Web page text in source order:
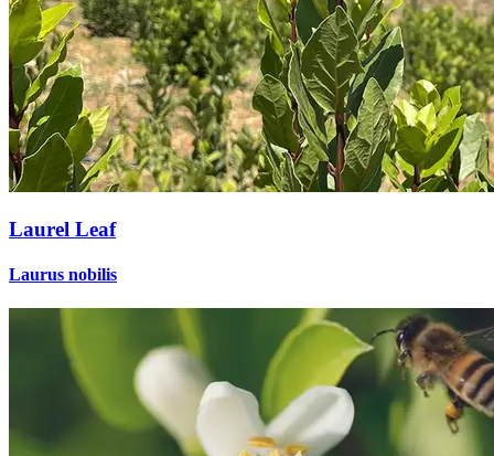
Laurel Leaf
Laurus nobilis